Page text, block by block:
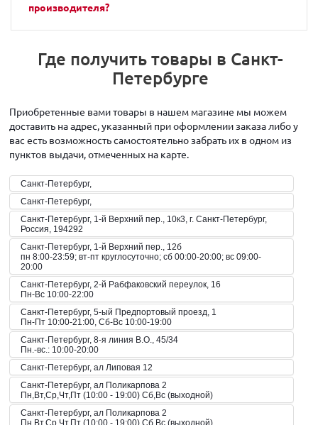
производителя?
Где получить товары в Санкт-
Петербурге
Приобретенные вами товары в нашем магазине мы можем
доставить на адрес, указанный при оформлении заказа либо у
вас есть возможность самостоятельно забрать их в одном из
пунктов выдачи, отмеченных на карте.
Санкт-Петербург,
Санкт-Петербург,
Санкт-Петербург, 1-й Верхний пер., 10к3, г. Санкт-Петербург,
Россия, 194292
Санкт-Петербург, 1-й Верхний пер., 12б
пн 8:00-23:59; вт-пт круглосуточно; сб 00:00-20:00; вс 09:00-
20:00
Санкт-Петербург, 2-й Рабфаковский переулок, 16
Пн-Вс 10:00-22:00
Санкт-Петербург, 5-ый Предпортовый проезд, 1
Пн-Пт 10:00-21:00, Сб-Вс 10:00-19:00
Санкт-Петербург, 8-я линия В.О., 45/34
Пн.-вс.: 10:00-20:00
Санкт-Петербург, ал Липовая 12
Санкт-Петербург, ал Поликарпова 2
Пн,Вт,Ср,Чт,Пт (10:00 - 19:00) Сб,Вс (выходной)
Санкт-Петербург, ал Поликарпова 2
Пн,Вт,Ср,Чт,Пт (10:00 - 19:00) Сб,Вс (выходной)